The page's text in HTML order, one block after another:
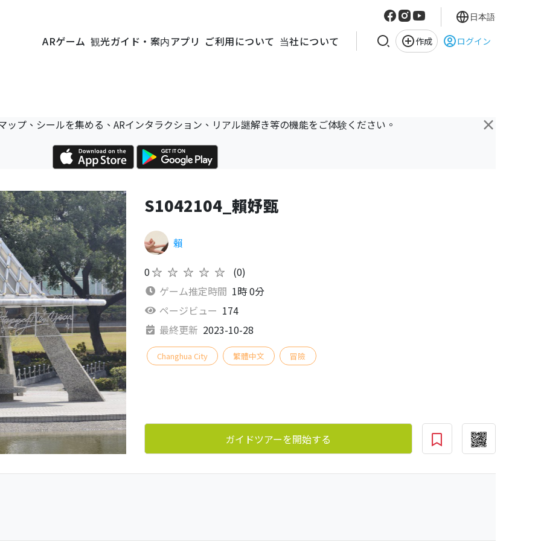
ARゲーム 観光ガイド・案内アプリ ご利用について 当社について 作成 ログイン
日本語
×
ップ、シールを集める、ARインタラクション、リアル謎解き等の機能をご体験ください。
S1042104_賴妤甄
賴
0★★★★★
(0)
ゲーム推定時間 1時 0分
ページビュー 174
最終更新 2023-10-28
Changhua City 繁體中文 冒險
ガイドツアーを開始する